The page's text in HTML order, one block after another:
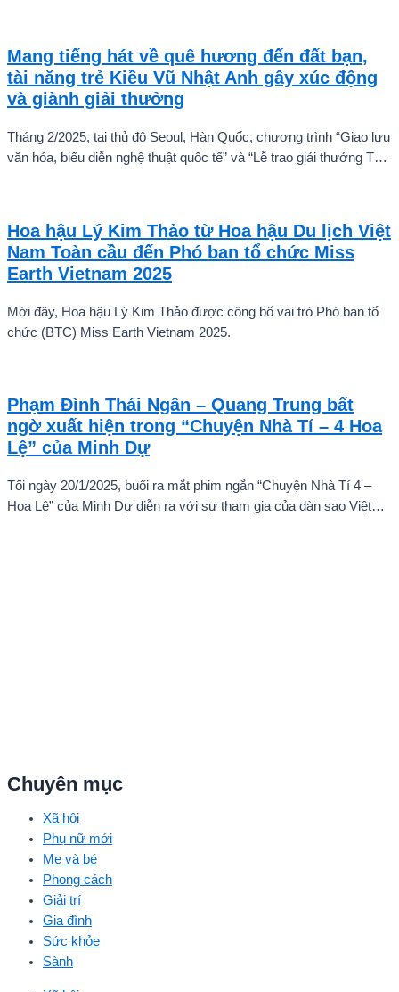
Mang tiếng hát về quê hương đến đất bạn,
tài năng trẻ Kiều Vũ Nhật Anh gây xúc động
và giành giải thưởng
Tháng 2/2025, tại thủ đô Seoul, Hàn Quốc, chương trình “Giao lưu
văn hóa, biểu diễn nghệ thuật quốc tế” và “Lễ trao giải thưởng Tài
ấn tượng mạnh với giọng hát trữ tình sâu lắng, mang đậm hơi thở
quê hương.
Hoa hậu Lý Kim Thảo từ Hoa hậu Du lịch Việt
Nam Toàn cầu đến Phó ban tổ chức Miss
Earth Vietnam 2025
Mới đây, Hoa hậu Lý Kim Thảo được công bố vai trò Phó ban tổ
chức (BTC) Miss Earth Vietnam 2025.
Phạm Đình Thái Ngân – Quang Trung bất
ngờ xuất hiện trong “Chuyện Nhà Tí – 4 Hoa
Lệ” của Minh Dự
Tối ngày 20/1/2025, buổi ra mắt phim ngắn “Chuyện Nhà Tí 4 –
Hoa Lệ” của Minh Dự diễn ra với sự tham gia của dàn sao Việt
Chuyên mục
Xã hội
Phụ nữ mới
Mẹ và bé
Phong cách
Giải trí
Gia đình
Sức khỏe
Sành